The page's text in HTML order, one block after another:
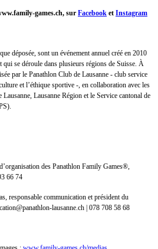
games.ch, sur Facebook et Instagram
déposée, sont un événement annuel créé en 2010
qui se déroule dans plusieurs régions de Suisse. À
par le Panathlon Club de Lausanne - club service
et l’éthique sportive -, en collaboration avec les
Lausanne Région et le Service cantonal de
des Panathlon Family Games®,
66 74
responsable communication et président du
lausanne.ch | 078 708 58 68